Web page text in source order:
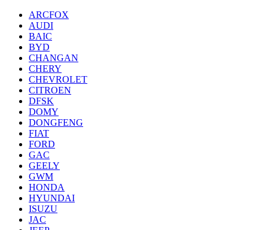
ARCFOX
AUDI
BAIC
BYD
CHANGAN
CHERY
CHEVROLET
CITROEN
DFSK
DOMY
DONGFENG
FIAT
FORD
GAC
GEELY
GWM
HONDA
HYUNDAI
ISUZU
JAC